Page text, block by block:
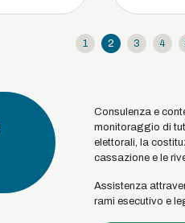
1 2 3 4
Consulenza e
monitoraggio di
elettorali, la
cassazione e le
Assistenza
rami esecutivo e